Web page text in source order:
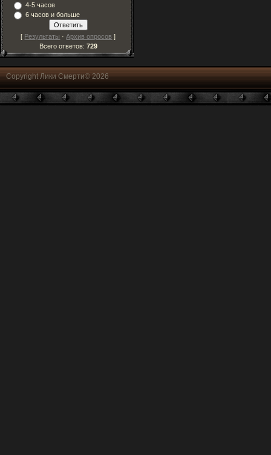
4-5 часов
6 часов и больше
[ Результаты ·Архив опросов ]
Всего ответов: 729
Copyright Лики Смерти© 2026